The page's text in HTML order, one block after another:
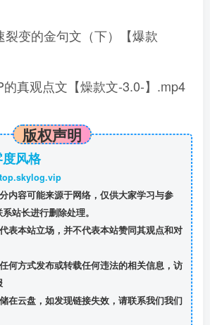
裂变的金句文（下）【爆款
真观点文【燥款文-3.0-】.mp4
版权声明
风格
top.skylog.vip
内容可能来源于网络，仅供大家学习与参
站长进行删除处理。
表本站立场，并不代表本站赞同其观点和对
何方式发布或转载任何违法的相关信息，访
在云盘，如发现链接失效，请联系我们我们